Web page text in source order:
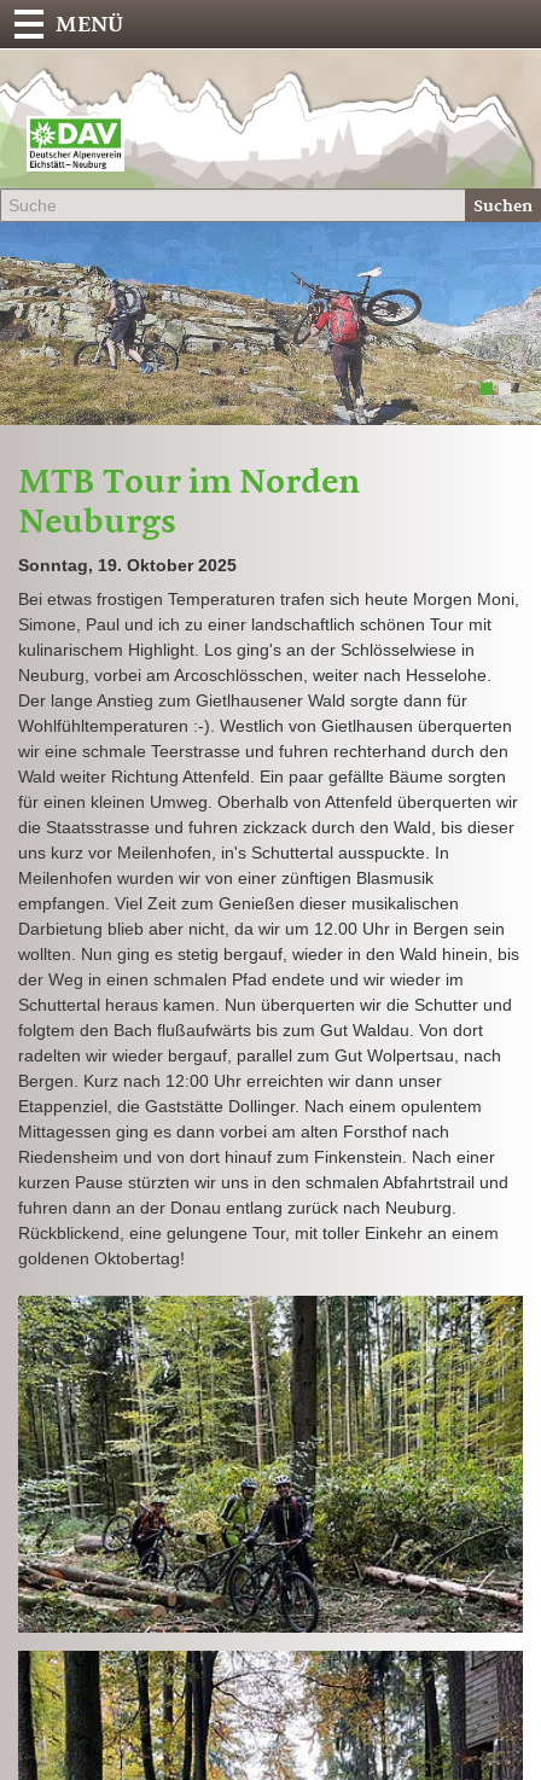
Suchen
MENÜ
1 2
MTB Tour im Norden
Neuburgs
Sonntag, 19. Oktober 2025
Bei etwas frostigen Temperaturen trafen sich heute Morgen Moni,
Simone, Paul und ich zu einer landschaftlich schönen Tour mit
kulinarischem Highlight. Los ging's an der Schlösselwiese in
Neuburg, vorbei am Arcoschlösschen, weiter nach Hesselohe.
Der lange Anstieg zum Gietlhausener Wald sorgte dann für
Wohlfühltemperaturen :-). Westlich von Gietlhausen überquerten
wir eine schmale Teerstrasse und fuhren rechterhand durch den
Wald weiter Richtung Attenfeld. Ein paar gefällte Bäume sorgten
für einen kleinen Umweg. Oberhalb von Attenfeld überquerten wir
die Staatsstrasse und fuhren zickzack durch den Wald, bis dieser
uns kurz vor Meilenhofen, in's Schuttertal ausspuckte. In
Meilenhofen wurden wir von einer zünftigen Blasmusik
empfangen. Viel Zeit zum Genießen dieser musikalischen
Darbietung blieb aber nicht, da wir um 12.00 Uhr in Bergen sein
wollten. Nun ging es stetig bergauf, wieder in den Wald hinein, bis
der Weg in einen schmalen Pfad endete und wir wieder im
Schuttertal heraus kamen. Nun überquerten wir die Schutter und
folgtem den Bach flußaufwärts bis zum Gut Waldau. Von dort
radelten wir wieder bergauf, parallel zum Gut Wolpertsau, nach
Bergen. Kurz nach 12:00 Uhr erreichten wir dann unser
Etappenziel, die Gaststätte Dollinger. Nach einem opulentem
Mittagessen ging es dann vorbei am alten Forsthof nach
Riedensheim und von dort hinauf zum Finkenstein. Nach einer
kurzen Pause stürzten wir uns in den schmalen Abfahrtstrail und
fuhren dann an der Donau entlang zurück nach Neuburg.
Rückblickend, eine gelungene Tour, mit toller Einkehr an einem
goldenen Oktobertag!